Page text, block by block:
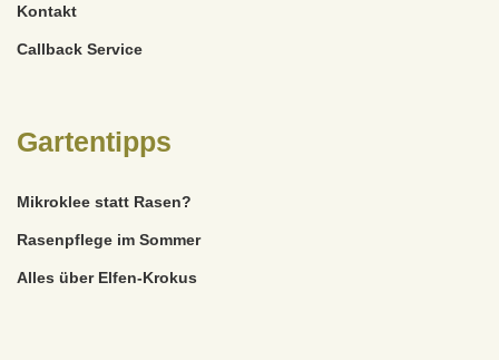
Kontakt
Callback Service
Gartentipps
Mikroklee statt Rasen?
Rasenpflege im Sommer
Alles über Elfen-Krokus